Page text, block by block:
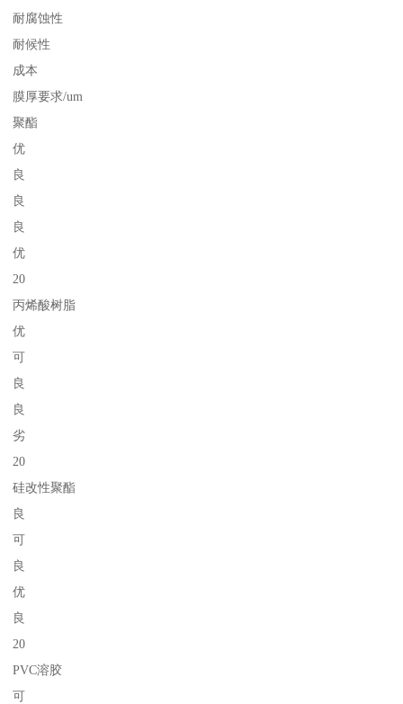
耐腐蚀性
耐候性
成本
膜厚要求/um
聚酯
优
良
良
良
优
20
丙烯酸树脂
优
可
良
良
劣
20
硅改性聚酯
良
可
良
优
良
20
PVC溶胶
可